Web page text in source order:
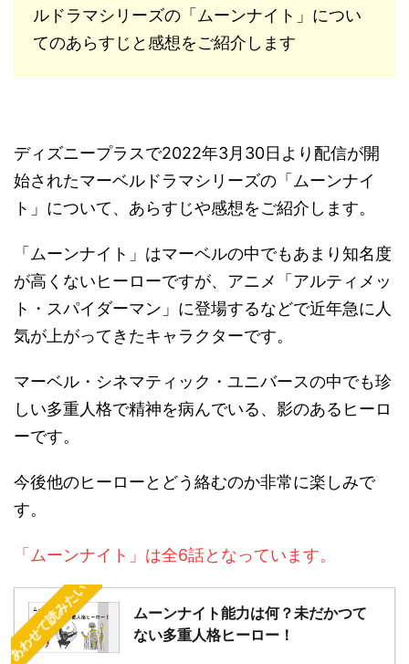
ルドラマシリーズの「ムーンナイト」につい
てのあらすじと感想をご紹介します
ディズニープラスで2022年3月30日より配信が開
始されたマーベルドラマシリーズの「ムーンナイ
ト」について、あらすじや感想をご紹介します。
「ムーンナイト」はマーベルの中でもあまり知名度
が高くないヒーローですが、アニメ「アルティメッ
ト・スパイダーマン」に登場するなどで近年急に人
気が上がってきたキャラクターです。
マーベル・シネマティック・ユニバースの中でも珍
しい多重人格で精神を病んでいる、影のあるヒーロ
ーです。
今後他のヒーローとどう絡むのか非常に楽しみで
す。
「ムーンナイト」は全6話となっています。
あわせて読みたい
ムーンナイト能力は何？未だかつて
ない多重人格ヒーロー！